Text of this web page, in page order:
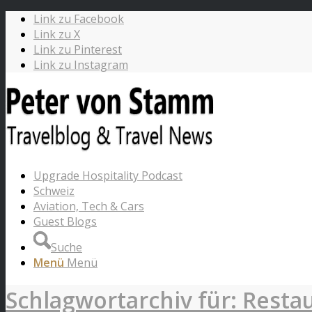
Link zu Facebook
Link zu X
Link zu Pinterest
Link zu Instagram
Upgrade Hospitality Podcast
Schweiz
Aviation, Tech & Cars
Guest Blogs
Suche
Menü Menü
Schlagwortarchiv für: